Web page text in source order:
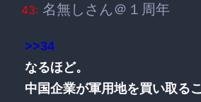
43: 名無しさん＠１周年
>>34
なるほど。
中国企業が軍用地を買い取る